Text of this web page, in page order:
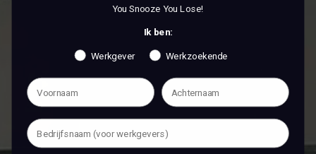
You Snooze You Lose!
Ik ben:
Werkgever Werkzoekende